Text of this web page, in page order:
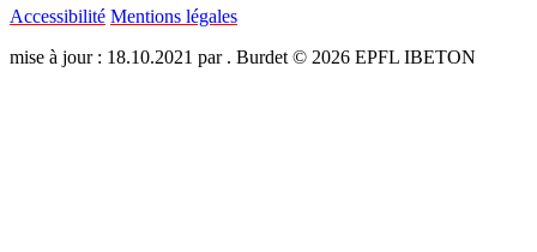
Accessibilité Mentions légales
mise à jour : 18.10.2021 par . Burdet © 2026 EPFL IBETON